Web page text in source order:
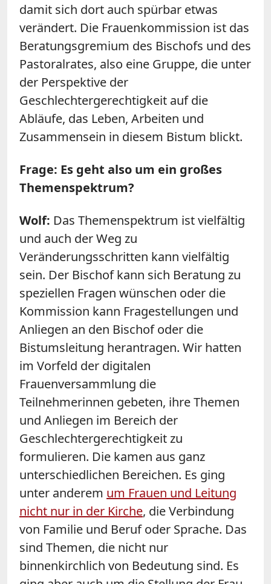
damit sich dort auch spürbar etwas
verändert. Die Frauenkommission ist das
Beratungsgremium des Bischofs und des
Pastoralrates, also eine Gruppe, die unter
der Perspektive der
Geschlechtergerechtigkeit auf die
Abläufe, das Leben, Arbeiten und
Zusammensein in diesem Bistum blickt.
Frage: Es geht also um ein großes
Themenspektrum?
Wolf: Das Themenspektrum ist vielfältig
und auch der Weg zu
Veränderungsschritten kann vielfältig
sein. Der Bischof kann sich Beratung zu
speziellen Fragen wünschen oder die
Kommission kann Fragestellungen und
Anliegen an den Bischof oder die
Bistumsleitung herantragen. Wir hatten
im Vorfeld der digitalen
Frauenversammlung die
Teilnehmerinnen gebeten, ihre Themen
und Anliegen im Bereich der
Geschlechtergerechtigkeit zu
formulieren. Die kamen aus ganz
unterschiedlichen Bereichen. Es ging
unter anderem um Frauen und Leitung
nicht nur in der Kirche, die Verbindung
von Familie und Beruf oder Sprache. Das
sind Themen, die nicht nur
binnenkirchlich von Bedeutung sind. Es